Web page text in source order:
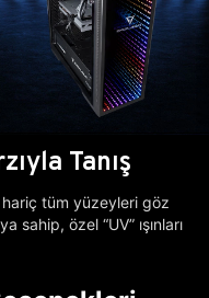
Tanış
hariç tüm yüzeyleri göz
sahip, özel “UV” ışınları